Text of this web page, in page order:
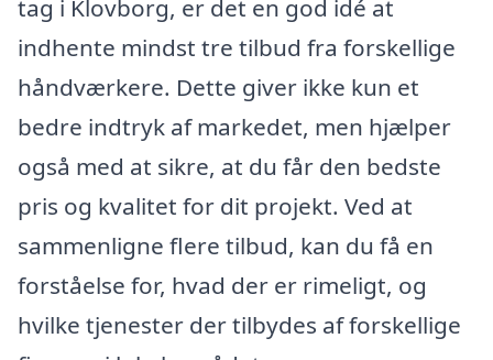
tag i Klovborg, er det en god idé at
indhente mindst tre tilbud fra forskellige
håndværkere. Dette giver ikke kun et
bedre indtryk af markedet, men hjælper
også med at sikre, at du får den bedste
pris og kvalitet for dit projekt. Ved at
sammenligne flere tilbud, kan du få en
forståelse for, hvad der er rimeligt, og
hvilke tjenester der tilbydes af forskellige